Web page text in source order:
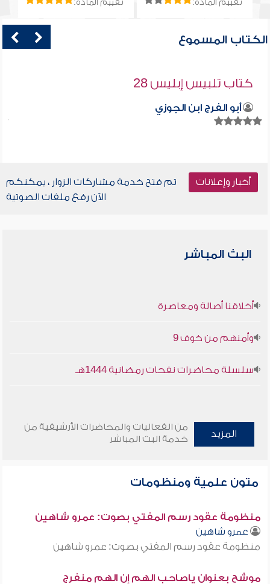
تقييم المادة: تقييم المادة:
الكتاب المسموع
كتاب تلبيس إبليس 28
أبو الفرج ابن الجوزي
أخبار وإعلانات
تم فتح خدمة مشاركات الزوار ، يمكنكم
الآن رفع ملفات الصوتية
البث المباشر
أخلاقنا أصالة ومعاصرة
وأمنهم من خوف 9
سلسلة محاضرات نفحات رمضانية 1444هـ
المزيد
من الفعاليات والمحاضرات الأرشيفية من
خدمة البث المباشر
متون علمية ومنظومات
منظومة عقود رسم المفتي بصوت: عمرو شاهين
عمرو شاهين
منظومة عقود رسم المفتي بصوت: عمرو شاهين
موشح بعنوان ياصاحب الهم إن الهم منفرج